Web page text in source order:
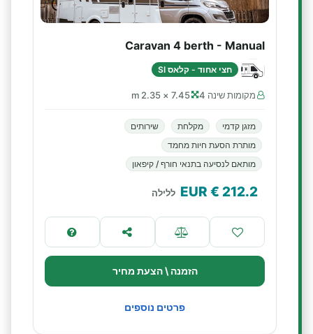
Caravan 4 berth - Manual
חצי אחוד - קלאס SI
מקומות שינה 4 7.45 × 2.35 m
מזגן קדמי מקלחת
שירותים
מותרת הסעת חיות מחמד
מותאם לנסיעה בתנאי חורף / קיפאון
212.2
€ EUR ללילה
הזמנה \ הצעת מחיר
פרטים נוספים